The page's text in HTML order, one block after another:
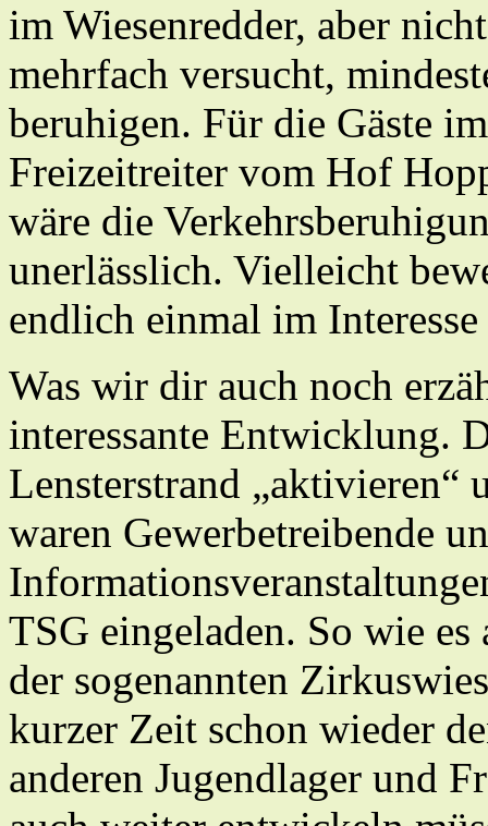
im Wiesenredder, aber
mehrfach versucht,
beruhigen. Für die Gäste
Freizeitreiter vom Hof
wäre die
unerlässlich. Vielleicht
endlich einmal im
Was wir dir auch noch
interessante Entwicklung.
Lensterstrand „aktivieren“
waren Gewerbetreibende
TSG eingeladen. So wie
der sogenannten
kurzer Zeit schon wieder
anderen Jugendlager und